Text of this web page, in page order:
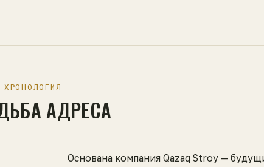
АДРЕСА
Основана компания Qazaq Stroy —